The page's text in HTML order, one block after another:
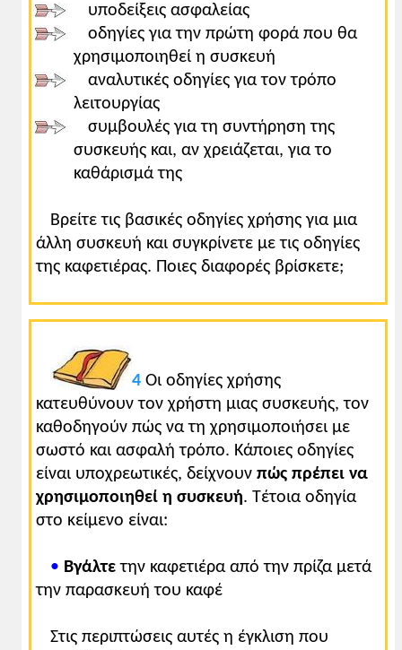
υποδείξεις ασφαλείας
οδηγίες για την πρώτη φορά που θα
χρησιμοποιηθεί η συσκευή
αναλυτικές οδηγίες για τον τρόπο
λειτουργίας
συμβουλές για τη συντήρηση της
συσκευής και, αν χρειάζεται, για το
καθάρισμά της
Βρείτε τις βασικές οδηγίες χρήσης για μια
άλλη συσκευή και συγκρίνετε με τις οδηγίες
της καφετιέρας. Ποιες διαφορές βρίσκετε;
4 Οι οδηγίες χρήσης
κατευθύνουν τον χρήστη μιας συσκευής, τον
καθοδηγούν πώς να τη χρησιμοποιήσει με
σωστό και ασφαλή τρόπο. Κάποιες οδηγίες
είναι υποχρεωτικές, δείχνουν πώς πρέπει να
χρησιμοποιηθεί η συσκευή. Τέτοια οδηγία
στο κείμενο είναι:
• Βγάλτε την καφετιέρα από την πρίζα μετά
την παρασκευή του καφέ
Στις περιπτώσεις αυτές η έγκλιση που